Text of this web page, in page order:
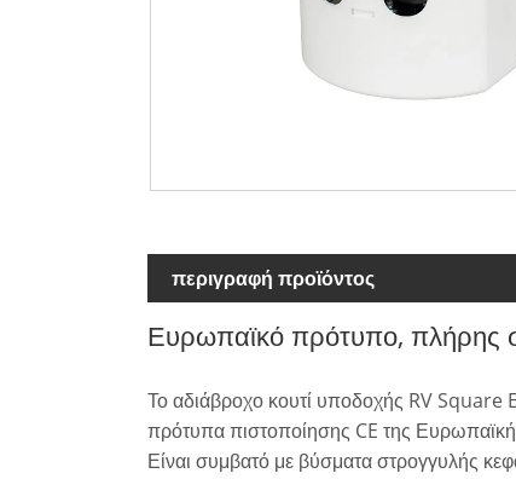
περιγραφή προϊόντος
Ευρωπαϊκό πρότυπο, πλήρης
Το αδιάβροχο κουτί υποδοχής RV
πρότυπα πιστοποίησης CE της
Είναι συμβατό με βύσματα στρογγυλής